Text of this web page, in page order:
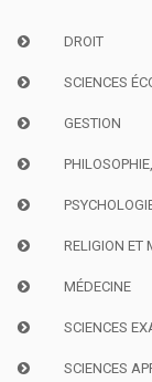
DROIT
SCIENCES
GESTION
RELIGION ET
MÉDECINE
SCIENCES
SCIENCES